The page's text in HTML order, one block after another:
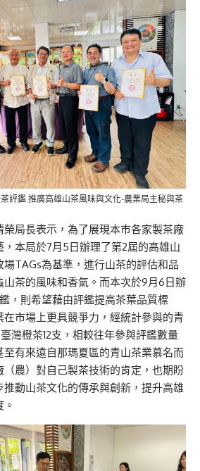
評鑑 推廣高雄山茶風味與文化-農業局主秘與茶
局長表示，為了展現本市各家製茶廠
本局於7月5日辦理了第2屆的高雄山
TAGs為基準，進行山茶的評估和品
茶的風味和香氣。而本次於9月6日辦
，則希望藉由評鑑提高茶葉品質標
市場上更具競爭力，經統計參與的青
灣橙茶12支，相較往年參與評鑑數量
有來遠自那瑪夏區的青山茶業慕名而
（農）對自己製茶技術的肯定，也期盼
動山茶文化的傳承與創新，提升高雄